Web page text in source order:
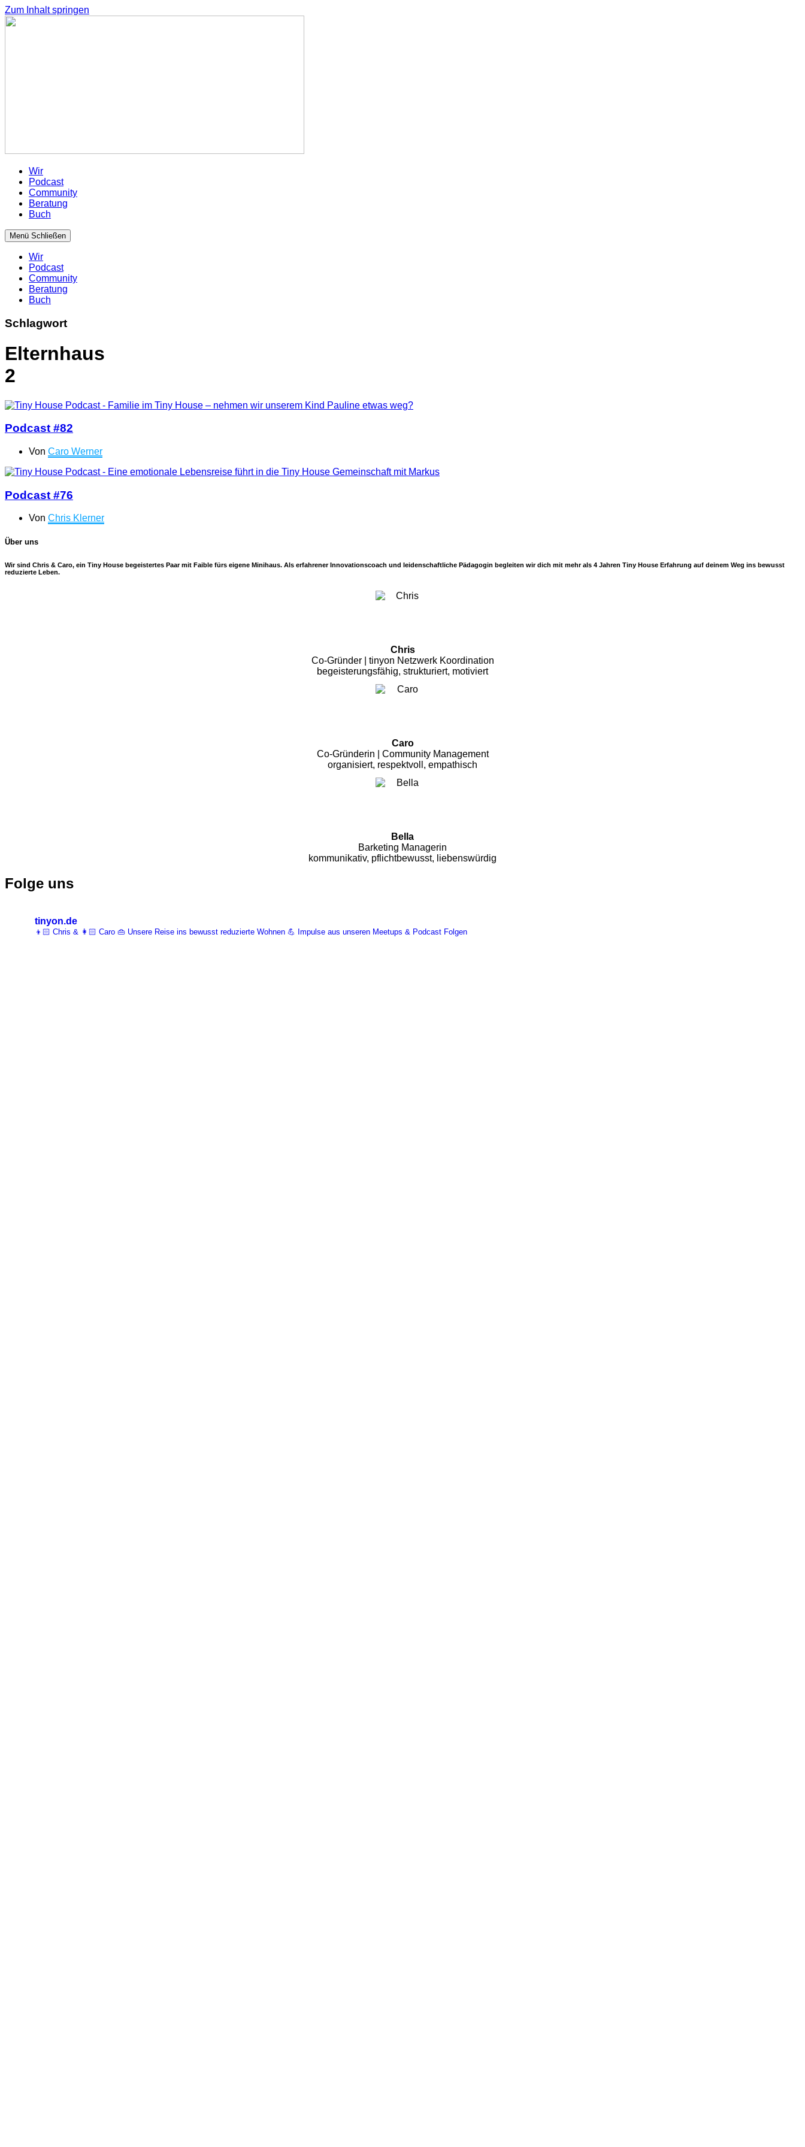
Zum Inhalt springen
Wir
Podcast
Community
Beratung
Buch
Menü Schließen
Wir
Podcast
Community
Beratung
Buch
Schlagwort
Elternhaus
2
Podcast #82
Von Caro Werner
Podcast #76
Von Chris Klerner
Über uns
Wir sind Chris & Caro, ein Tiny House begeistertes Paar mit Faible fürs eigene Minihaus. Als erfahrener Innovationscoach und leidenschaftliche Pädagogin begleiten wir dich mit mehr als 4 Jahren Tiny House Erfahrung auf deinem Weg ins bewusst
reduzierte Leben.
Chris
Co-Gründer | tinyon Netzwerk Koordination
begeisterungsfähig, strukturiert, motiviert
Caro
Co-Gründerin | Community Management
organisiert, respektvoll, empathisch
Bella
Barketing Managerin
kommunikativ, pflichtbewusst, liebenswürdig
Folge uns
tinyon.de
👦🏻 Chris & 👩🏻 Caro 👜 Unsere Reise ins bewusst reduzierte Wohnen 💪 Impulse aus unseren Meetups & Podcast Folgen